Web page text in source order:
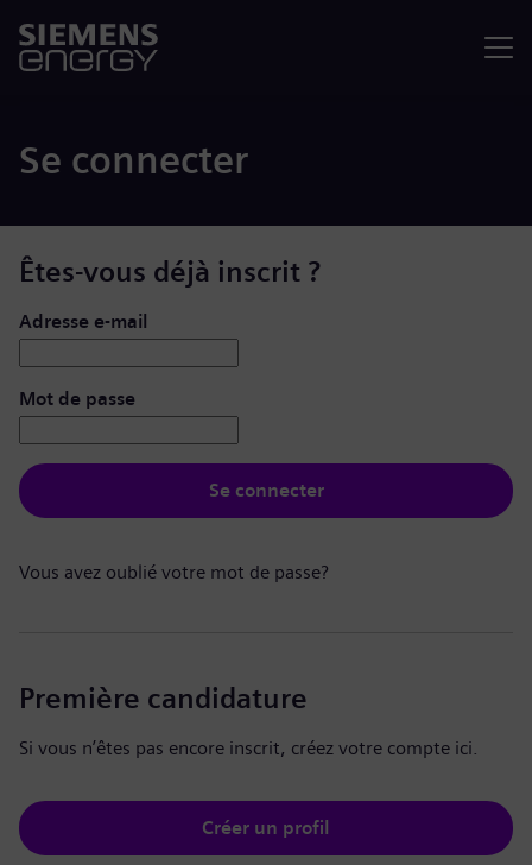
Se connecter
Êtes-vous déjà inscrit ?
Se connecter : nom d’utilisateur et mot de passe
Adresse e-mail
Mot de passe
Se connecter
Vous avez oublié votre mot de passe?
Première candidature
Si vous n’êtes pas encore inscrit, créez votre compte ici.
Créer un profil